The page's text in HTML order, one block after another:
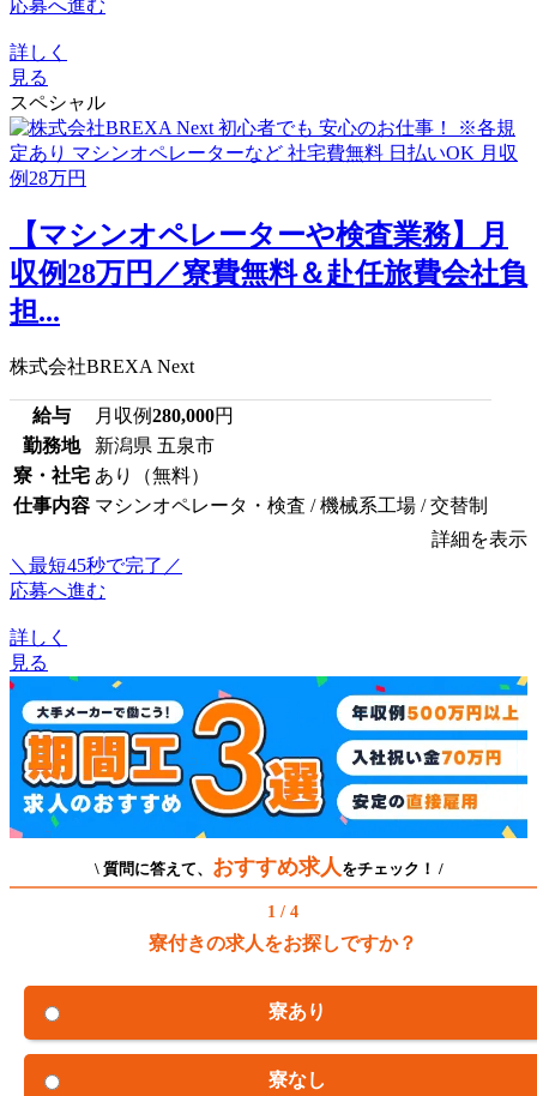
応募へ進む
詳しく
見る
スペシャル
【マシンオペレーターや検査業務】月
収例28万円／寮費無料＆赴任旅費会社負
担...
株式会社BREXA Next
給与 月収例280,000円
勤務地
新潟県 五泉市
寮・社宅 あり（無料）
仕事内容 マシンオペレータ・検査 / 機械系工場 / 交替制
詳細を表示
＼最短45秒で完了／
応募へ進む
詳しく
見る
\ 質問に答えて、 おすすめ求人 をチェック！ /
1 / 4
寮付きの求人をお探しですか？
寮あり
寮なし